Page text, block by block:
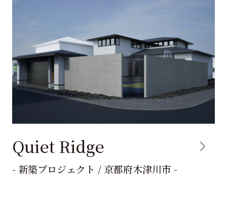
Quiet Ridge
- 新築プロジェクト / 京都府木津川市 -